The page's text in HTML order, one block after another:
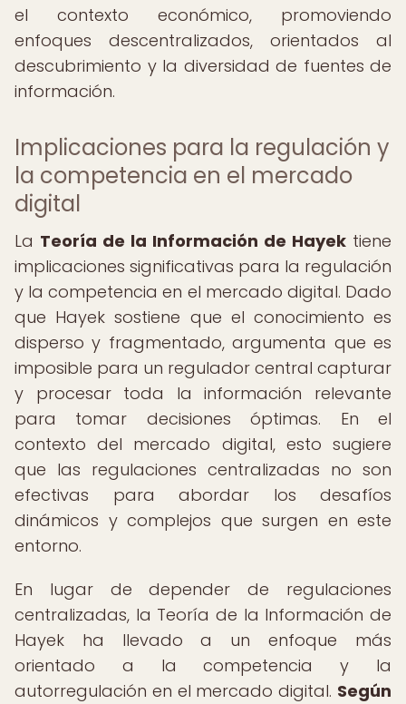
el contexto económico, promoviendo
enfoques descentralizados, orientados al
descubrimiento y la diversidad de fuentes de
información.
Implicaciones para la regulación y
la competencia en el mercado
digital
La Teoría de la Información de Hayek tiene
implicaciones significativas para la regulación
y la competencia en el mercado digital. Dado
que Hayek sostiene que el conocimiento es
disperso y fragmentado, argumenta que es
imposible para un regulador central capturar
y procesar toda la información relevante
para tomar decisiones óptimas. En el
contexto del mercado digital, esto sugiere
que las regulaciones centralizadas no son
efectivas para abordar los desafíos
dinámicos y complejos que surgen en este
entorno.
En lugar de depender de regulaciones
centralizadas, la Teoría de la Información de
Hayek ha llevado a un enfoque más
orientado a la competencia y la
autorregulación en el mercado digital. Según